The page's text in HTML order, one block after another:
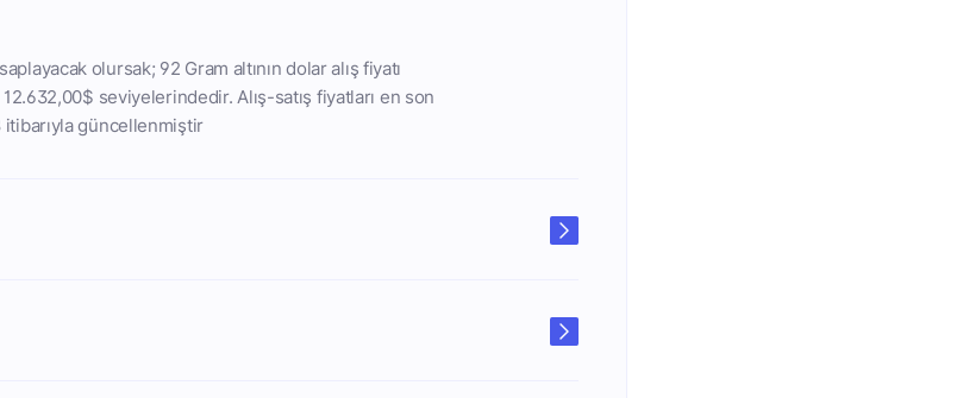
olursak; 92 Gram altının dolar alış fiyatı
seviyelerindedir. Alış-satış fiyatları en son
güncellenmiştir